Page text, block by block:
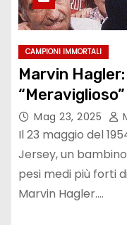
CAMPIONI IMMORTALI
Marvin
“Meraviglioso”
Mag 23, 2025
Il 23 maggio del
Jersey, un
pesi medi più forti
Marvin Hagler.…